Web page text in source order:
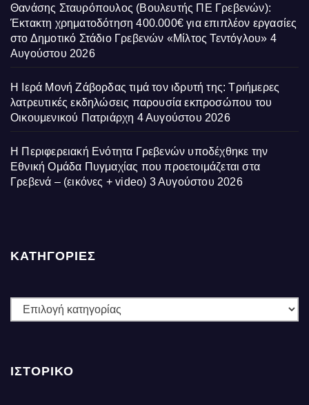
Θανάσης Σταυρόπουλος (Βουλευτής ΠΕ Γρεβενών):
Έκτακτη χρηματοδότηση 400.000€ για επιπλέον εργασίες
στο Δημοτικό Στάδιο Γρεβενών «Μίλτος Τεντόγλου» 4
Αυγούστου 2026
Η Ιερά Μονή Ζάβορδας τιμά τον ιδρυτή της: Τριήμερες
λατρευτικές εκδηλώσεις παρουσία εκπροσώπου του
Οικουμενικού Πατριάρχη 4 Αυγούστου 2026
Η Περιφερειακή Ενότητα Γρεβενών υποδέχθηκε την
Εθνική Ομάδα Πυγμαχίας που προετοιμάζεται στα
Γρεβενά – (εικόνες + video) 3 Αυγούστου 2026
ΚΑΤΗΓΟΡΙΕΣ
ΚΑΤΗΓΟΡΙΕΣ
ΙΣΤΟΡΙΚΌ